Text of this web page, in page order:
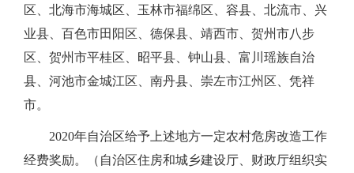
区、北海市海城区、玉林市福绵区、容县、北流市、兴
业县、百色市田阳区、德保县、靖西市、贺州市八步
区、贺州市平桂区、昭平县、钟山县、富川瑶族自治
县、河池市金城江区、南丹县、崇左市江州区、凭祥
市。
2020年自治区给予上述地方一定农村危房改造工作
经费奖励。（自治区住房和城乡建设厅、财政厅组织实